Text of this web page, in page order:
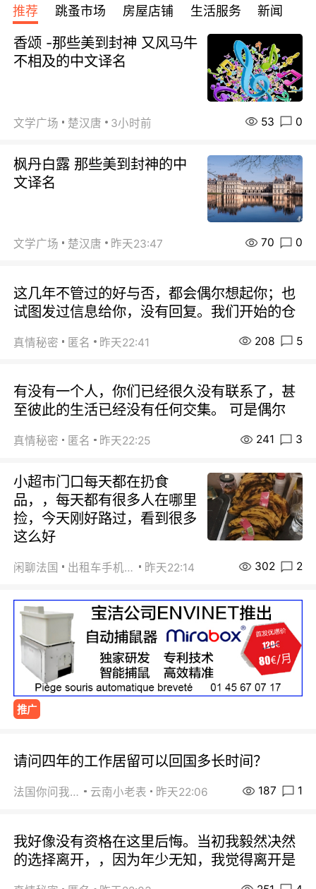
宾馆 108欧/天起
全程756欧/位
欧/天起 ~包拼房
每周铁发！
推荐 跳蚤市场 房屋店铺 生活服务 新闻
香颂 -那些美到封神 又风马牛
不相及的中文译名
文学广场 楚汉唐 3小时前 53 0
枫丹白露 那些美到封神的中
文译名
文学广场 楚汉唐 昨天23:47 70 0
这几年不管过的好与否，都会偶尔想起你；也
试图发过信息给你，没有回复。我们开始的仓
真情秘密 匿名 昨天22:41 208 5
有没有一个人，你们已经很久没有联系了，甚
至彼此的生活已经没有任何交集。 可是偶尔
真情秘密 匿名 昨天22:25 241 3
小超市门口每天都在扔食
品，，每天都有很多人在哪里
捡，今天刚好路过，看到很多
这么好
闲聊法国 出租车手机0626 昨天22:14 302 2
推广
请问四年的工作居留可以回国多长时间？
法国你问我答 云南小老表 昨天22:06 187 1
我好像没有资格在这里后悔。当初我毅然决然
的选择离开，，因为年少无知，我觉得离开是